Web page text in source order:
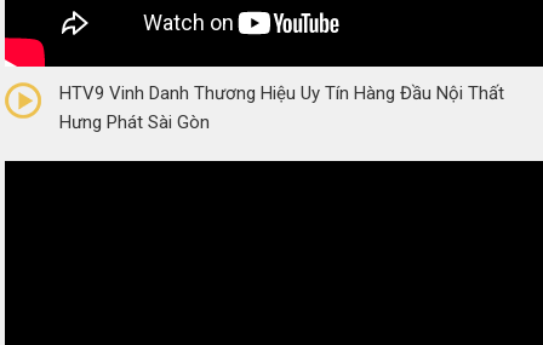
(0 Reviews)
HTV9 Vinh Danh Thương Hiệu Uy Tín Hàng Đầu Nội Thất
Hưng Phát Sài Gòn